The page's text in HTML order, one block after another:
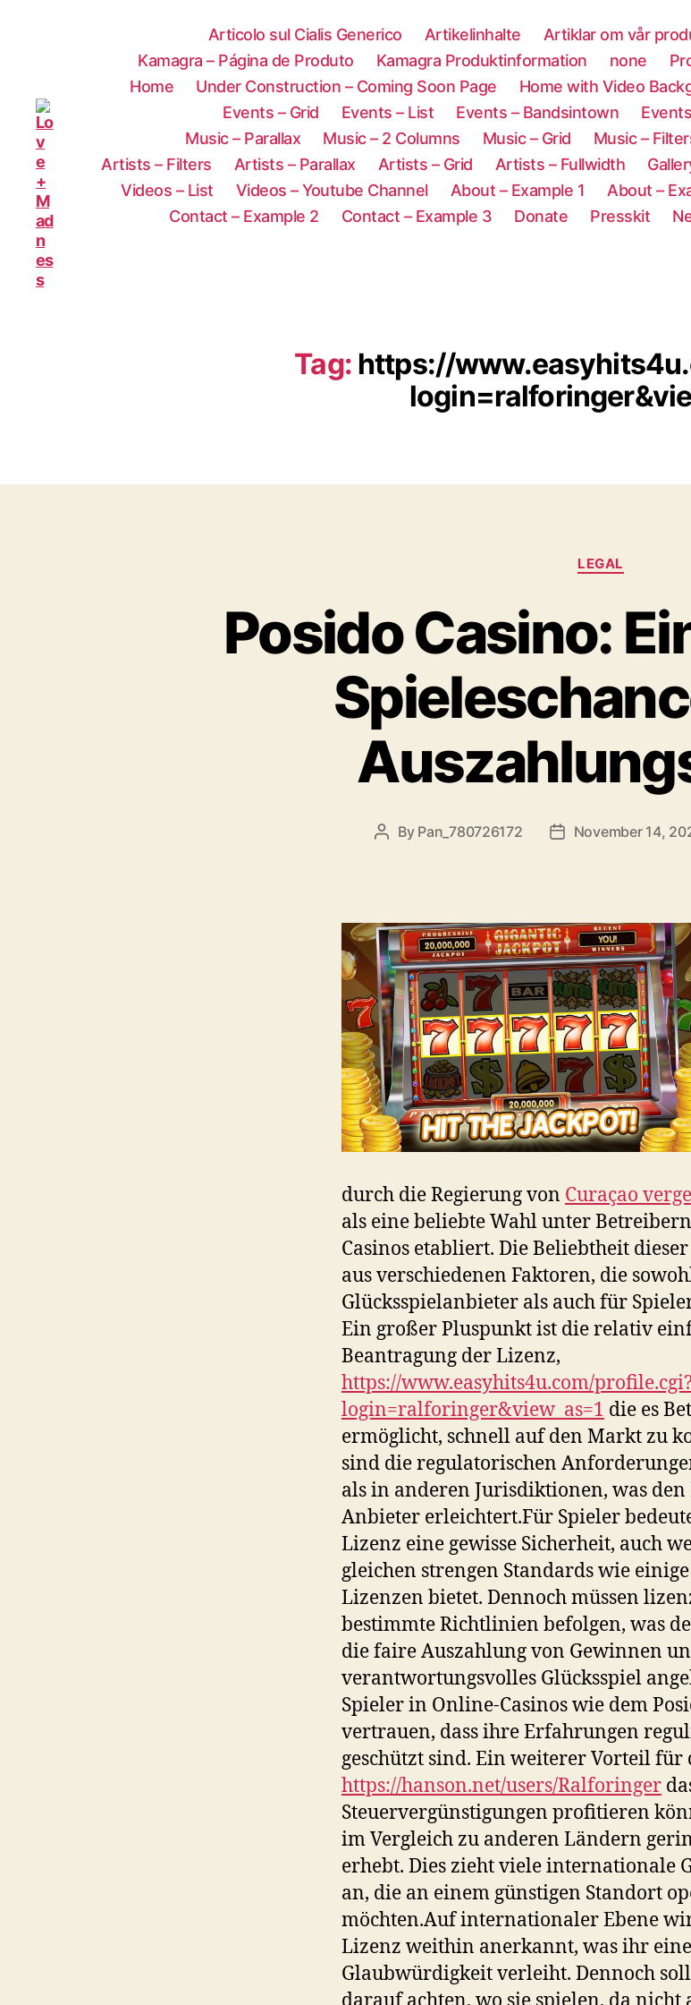
Articolo sul Cialis Generico Artikelinhalte Artiklar om vår
Kamagra – Página de Produto
Kamagra Produktinformation none
Home
Under Construction – Coming Soon Page Home with Video
Events – Grid
Events – List Events – Bandsintown
Music – Parallax
Music – 2 Columns Music – Grid Music –
Artists – Filters
Artists – Parallax Artists – Grid Artists – Fullwidth
Videos – List
Videos – Youtube Channel About – Example 1 About –
Contact – Example 2
Contact – Example 3 Donate Presskit
Tag: https://
LEGAL
Posido Casino:
By Pan_780726172 November 14,
durch die Regierung von Curaçao
als eine beliebte Wahl unter
Casinos etabliert. Die Beliebtheit
aus verschiedenen Faktoren, die
Glücksspielanbieter als auch für
Ein großer Pluspunkt ist die relativ
Beantragung der Lizenz,
https://www.easyhits4u.com/profile.cgi?
login=ralforinger&view_as=1 die es
ermöglicht, schnell auf den Markt zu
sind die regulatorischen
als in anderen Jurisdiktionen, was
Anbieter erleichtert.Für Spieler
Lizenz eine gewisse Sicherheit, auch
gleichen strengen Standards wie
Lizenzen bietet. Dennoch müssen
bestimmte Richtlinien befolgen, was
die faire Auszahlung von Gewinnen
verantwortungsvolles Glücksspiel
Spieler in Online-Casinos wie dem
vertrauen, dass ihre Erfahrungen
geschützt sind. Ein weiterer Vorteil für
https://hanson.net/users/Ralforinger
Steuervergünstigungen profitieren
im Vergleich zu anderen Ländern
erhebt. Dies zieht viele internationale
an, die an einem günstigen Standort
möchten.Auf internationaler Ebene
Lizenz weithin anerkannt, was ihr
Glaubwürdigkeit verleiht. Dennoch